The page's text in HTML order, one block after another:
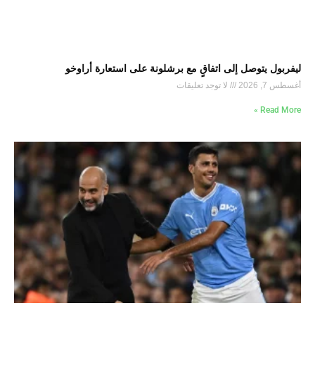
ليفربول يتوصل إلى اتفاقٍ مع برشلونة على استعارة أراوخو
أغسطس 7, 2026 لا توجد تعليقات
Read More »